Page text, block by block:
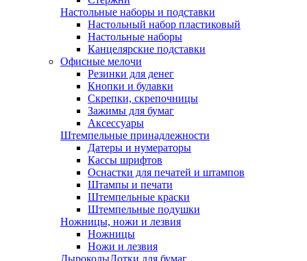
Настольные наборы и подставки
Настольный набор пластиковый
Настольные наборы
Канцелярские подставки
Офисные мелочи
Резинки для денег
Кнопки и булавки
Скрепки, скрепочницы
Зажимы для бумаг
Аксессуары
Штемпельные принадлежности
Датеры и нумераторы
Кассы шрифтов
Оснастки для печатей и штампов
Штампы и печати
Штемпельные краски
Штемпельные подушки
Ножницы, ножи и лезвия
Ножницы
Ножи и лезвия
ДыроколыЛотки для бумаг